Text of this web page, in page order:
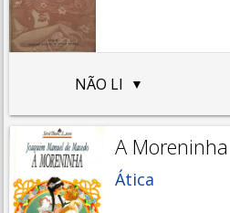
NÃO LI
A Moreninha
Ática